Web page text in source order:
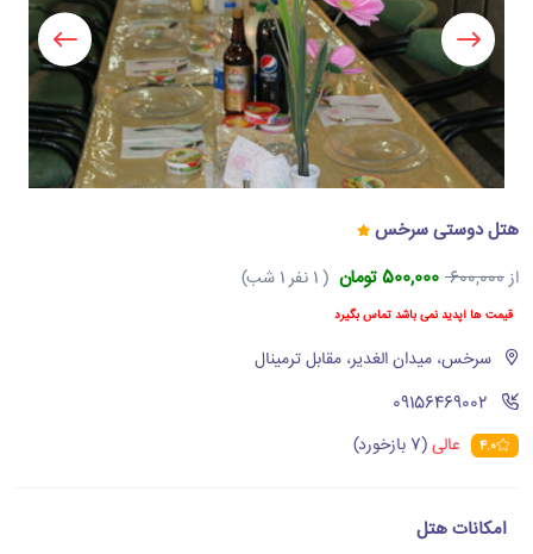
هتل دوستی سرخس
از600,000 500,000 تومان ( 1 نفر 1 شب)
قیمت ها آپدید نمی باشد تماس بگیرد
سرخس، میدان الغدیر، مقابل ترمینال
‪09156469002‬
4.0 عالی(7 بازخورد)
امکانات هتل